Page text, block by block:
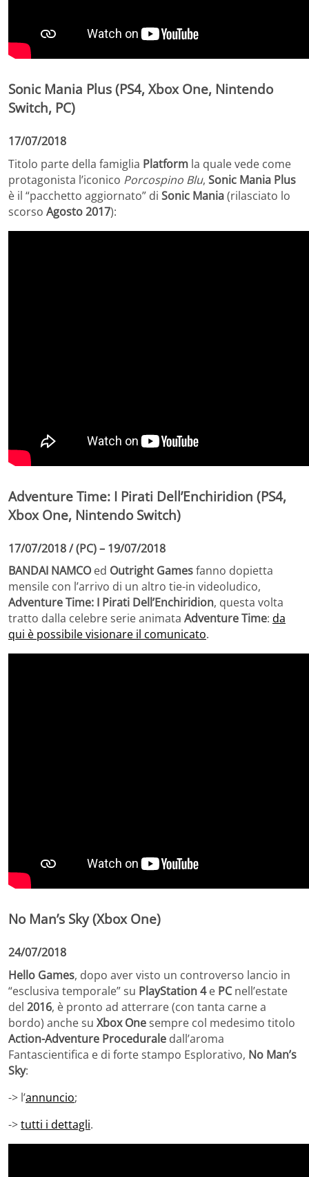
Sonic Mania Plus (PS4, Xbox One, Nintendo
Switch, PC)
17/07/2018
Titolo parte della famiglia Platform la quale vede come
protagonista l’iconico Porcospino Blu, Sonic Mania Plus
è il “pacchetto aggiornato” di Sonic Mania(rilasciato lo
scorso Agosto 2017):
Adventure Time: I Pirati Dell’Enchiridion (PS4,
Xbox One, Nintendo Switch)
17/07/2018 / (PC) – 19/07/2018
BANDAI NAMCO ed Outright Gamesfanno dopietta
mensile con l’arrivo di un altro tie-in videoludico,
Adventure Time: I Pirati Dell’Enchiridion, questa volta
tratto dalla celebre serie animata Adventure Time: da
qui è possibile visionare il comunicato.
No Man’s Sky (Xbox One)
24/07/2018
Hello Games, dopo aver visto un controverso lancio in
“esclusiva temporale” su PlayStation 4e PCnell’estate
del 2016, è pronto ad atterrare (con tanta carne a
bordo) anche su Xbox Onesempre col medesimo titolo
Action-Adventure Procedurale dall’aroma
Fantascientifica e di forte stampo Esplorativo, No Man’s
Sky:
-> l’annuncio;
->tutti i dettagli.